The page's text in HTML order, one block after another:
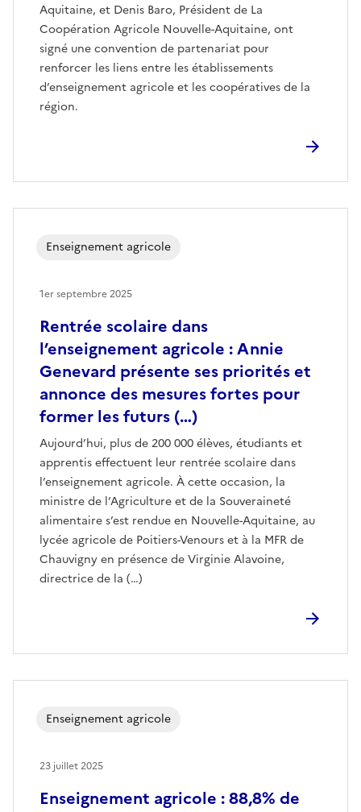
Aquitaine, et Denis Baro, Président de La
Coopération Agricole Nouvelle-Aquitaine, ont
signé une convention de partenariat pour
renforcer les liens entre les établissements
d’enseignement agricole et les coopératives de la
région.
Rentrée scolaire dans
l’enseignement agricole : Annie
Genevard présente ses priorités et
annonce des mesures fortes pour
former les futurs (…)
Aujourd’hui, plus de 200 000 élèves, étudiants et
apprentis effectuent leur rentrée scolaire dans
l’enseignement agricole. À cette occasion, la
ministre de l’Agriculture et de la Souveraineté
alimentaire s’est rendue en Nouvelle-Aquitaine, au
lycée agricole de Poitiers-Venours et à la MFR de
Chauvigny en présence de Virginie Alavoine,
directrice de la (…)
Enseignement agricole
1er septembre 2025
Enseignement agricole : 88,8% de
Enseignement agricole
23 juillet 2025